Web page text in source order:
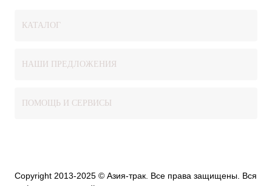
КАТАЛОГ
НАШИ ПРЕДЛОЖЕНИЯ
ПОМОЩЬ И СЕРВИСЫ
Copyright 2013-2025 © Азия-трак. Все права защищены. Вся